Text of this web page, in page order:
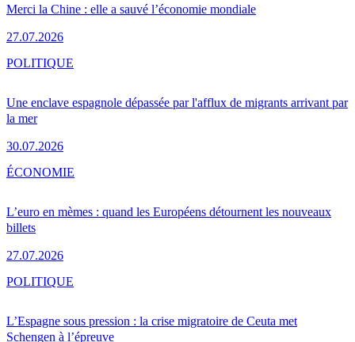
Merci la Chine : elle a sauvé l’économie mondiale
27.07.2026
Une enclave espagnole dépassée par l'afflux de migrants arrivant par
la mer
30.07.2026
POLITIQUE
L’euro en mèmes : quand les Européens détournent les nouveaux
billets
27.07.2026
ÉCONOMIE
L’Espagne sous pression : la crise migratoire de Ceuta met
Schengen à l’épreuve
POLITIQUE